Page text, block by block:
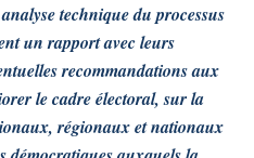
technique du processus
un rapport avec leurs
recommandations aux
le cadre électoral, sur la
régionaux et nationaux